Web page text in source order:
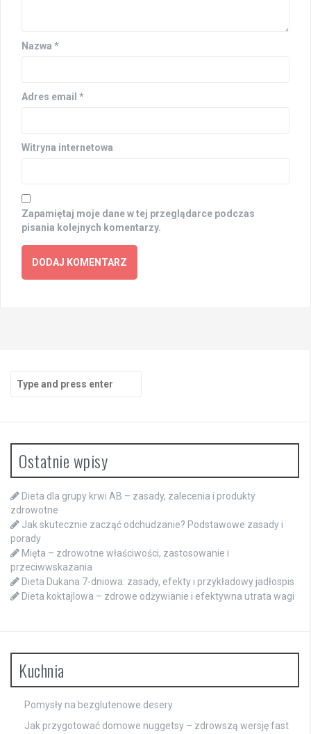
Nazwa *
Adres email *
Witryna internetowa
Zapamiętaj moje dane w tej przeglądarce podczas
pisania kolejnych komentarzy.
for:
Ostatnie wpisy
Dieta dla grupy krwi AB – zasady, zalecenia i produkty
zdrowotne
Jak skutecznie zacząć odchudzanie? Podstawowe zasady i
porady
Mięta – zdrowotne właściwości, zastosowanie i
przeciwwskazania
Dieta Dukana 7-dniowa: zasady, efekty i przykładowy jadłospis
Dieta koktajlowa – zdrowe odżywianie i efektywna utrata wagi
Kuchnia
Pomysły na bezglutenowe desery
Jak przygotować domowe nuggetsy – zdrowszą wersję fast